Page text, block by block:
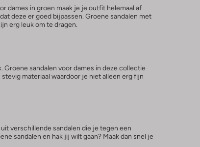
dames in groen maak je je outfit helemaal af
deze er goed bijpassen. Groene sandalen met
erg leuk om te dragen.
sandalen voor dames in deze collectie
materiaal waardoor je niet alleen erg fijn
verschillende sandalen die je tegen een
sandalen en hak jij wilt gaan? Maak dan snel je